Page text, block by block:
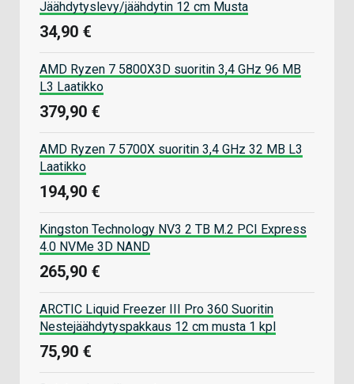
Jäähdytyslevy/jäähdytin 12 cm Musta
34,90 €
AMD Ryzen 7 5800X3D suoritin 3,4 GHz 96 MB
L3 Laatikko
379,90 €
AMD Ryzen 7 5700X suoritin 3,4 GHz 32 MB L3
Laatikko
194,90 €
Kingston Technology NV3 2 TB M.2 PCI Express
4.0 NVMe 3D NAND
265,90 €
ARCTIC Liquid Freezer III Pro 360 Suoritin
Nestejäähdytyspakkaus 12 cm musta 1 kpl
75,90 €